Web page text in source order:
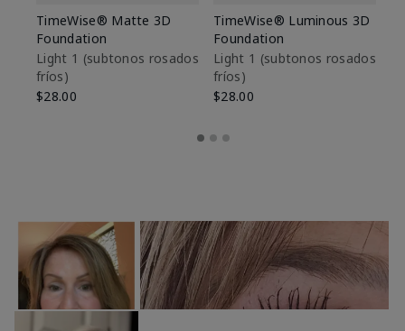
TimeWise® Matte 3D
Foundation
Light 1​ (subtonos rosados
fríos)
$28.00
TimeWise® Luminous 3D
Foundation
Light 1​ (subtonos rosados
fríos)
$28.00